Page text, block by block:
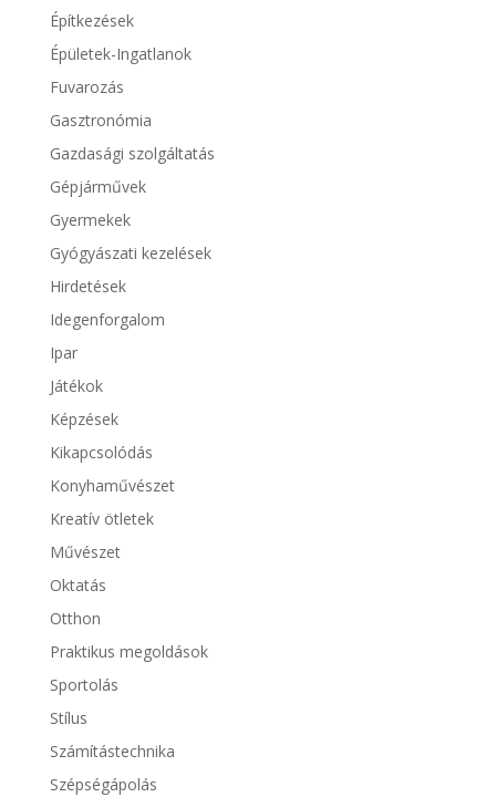
Építkezések
Épületek-Ingatlanok
Fuvarozás
Gasztronómia
Gazdasági szolgáltatás
Gépjárművek
Gyermekek
Gyógyászati kezelések
Hirdetések
Idegenforgalom
Ipar
Játékok
Képzések
Kikapcsolódás
Konyhaművészet
Kreatív ötletek
Művészet
Oktatás
Otthon
Praktikus megoldások
Sportolás
Stílus
Számítástechnika
Szépségápolás